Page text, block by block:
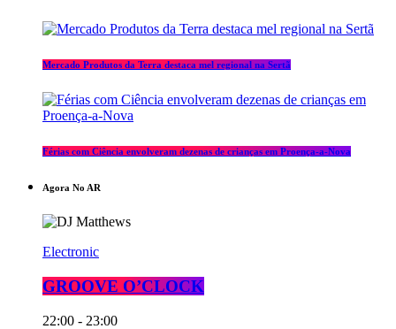
Mercado Produtos da Terra destaca mel regional na Sertã
Férias com Ciência envolveram dezenas de crianças em Proença-a-Nova
Agora No AR
Electronic
GROOVE O’CLOCK
22:00 - 23:00